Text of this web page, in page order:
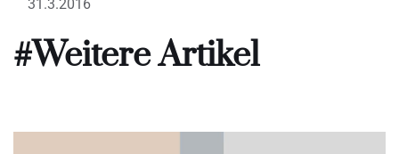
31.3.2016
#Weitere Artikel